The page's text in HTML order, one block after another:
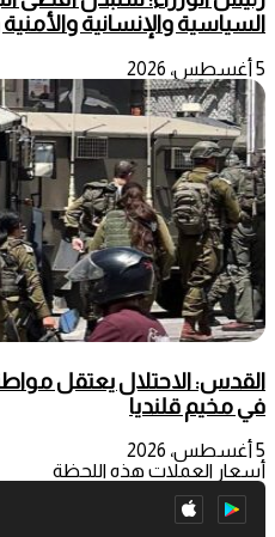
السياسية والإنسانية
5 أغسطس، 2026
القدس: الاحتلال يعتقل
في مخيم قلنديا
5 أغسطس، 2026
أسعار العملات هذه اللحظة